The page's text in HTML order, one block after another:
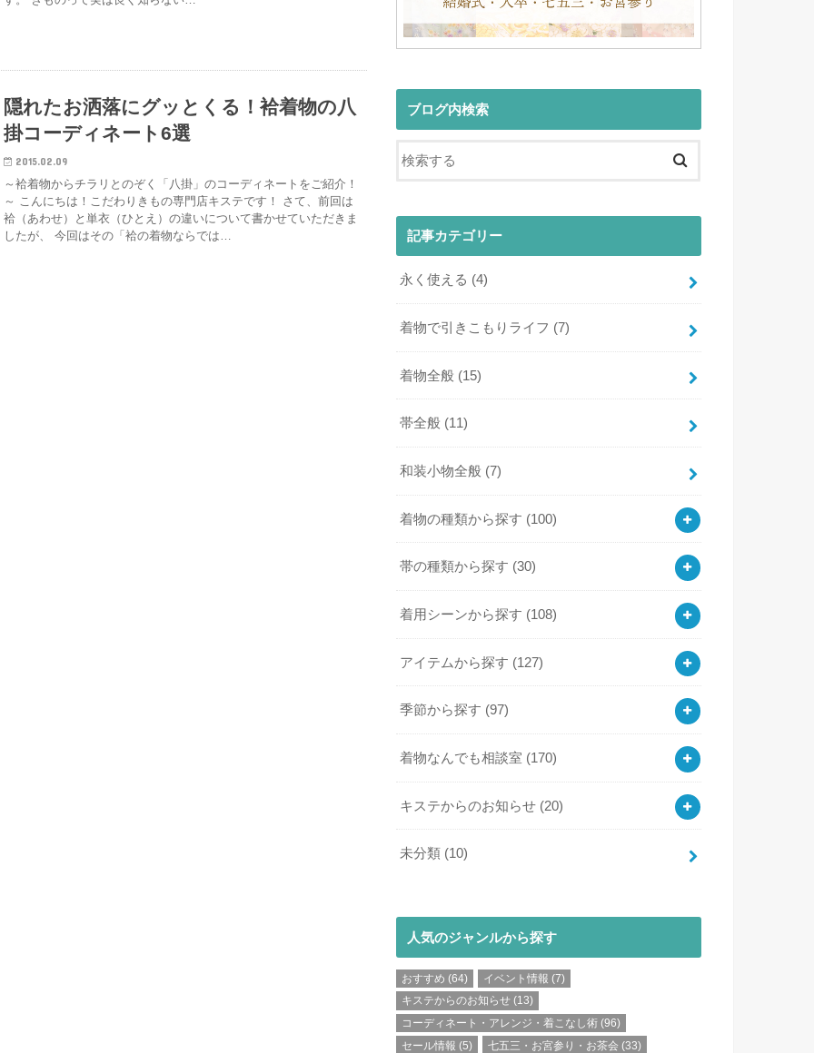
隠れたお洒落にグッとくる！袷着物の八
掛コーディネート6選
2015.02.09
～袷着物からチラリとのぞく「八掛」のコーディネートをご紹介！
～ こんにちは！こだわりきもの専門店キステです！ さて、前回は
袷（あわせ）と単衣（ひとえ）の違いについて書かせていただきま
したが、 今回はその「袷の着物ならでは…
ブログ内検索
記事カテゴリー
永く使える (4)
着物で引きこもりライフ (7)
着物全般 (15)
帯全般 (11)
和装小物全般 (7)
着物の種類から探す (100)
帯の種類から探す (30)
着用シーンから探す (108)
アイテムから探す (127)
季節から探す (97)
着物なんでも相談室 (170)
キステからのお知らせ (20)
未分類 (10)
人気のジャンルから探す
おすすめ (64) イベント情報 (7)
キステからのお知らせ (13)
コーディネート・アレンジ・着こなし術 (96)
セール情報 (5) 七五三・お宮参り・お茶会 (33)